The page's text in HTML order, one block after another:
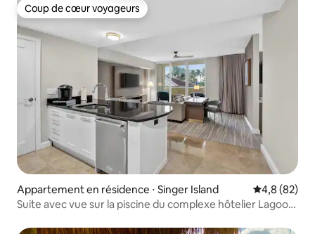
Coup de cœur voyageurs
Coup de cœur voyageurs
Appartement en résidence ⋅ Singer Island Évaluation
4,8 (82)
Suite avec vue sur la piscine du complexe hôtelier Lagoon